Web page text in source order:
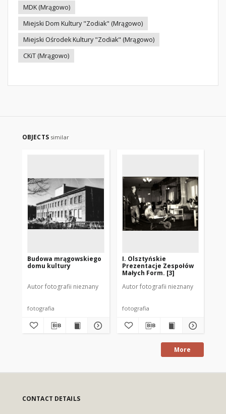
MDK (Mrągowo)
Miejski Dom Kultury "Zodiak" (Mrągowo)
Miejski Ośrodek Kultury "Zodiak" (Mrągowo)
CKiT (Mrągowo)
OBJECTS similar
Budowa mrągowskiego
domu kultury
Autor fotografii nieznany
fotografia
I. Olsztyńskie
Prezentacje Zespołów
Małych Form. [3]
Autor fotografii nieznany
fotografia
More
CONTACT DETAILS